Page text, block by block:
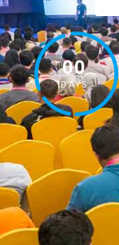
00
DAYS